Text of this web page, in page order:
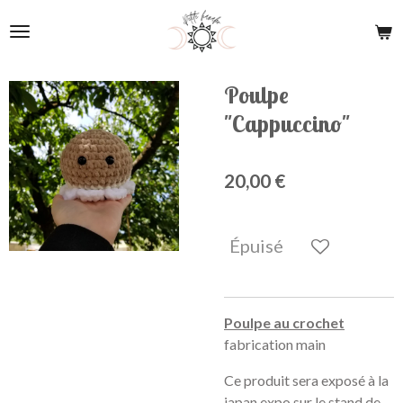
au
principal
Poulpe
"Cappuccino"
20,00 €
Épuisé
Poulpe au crochet
fabrication main
Ce produit sera exposé à la